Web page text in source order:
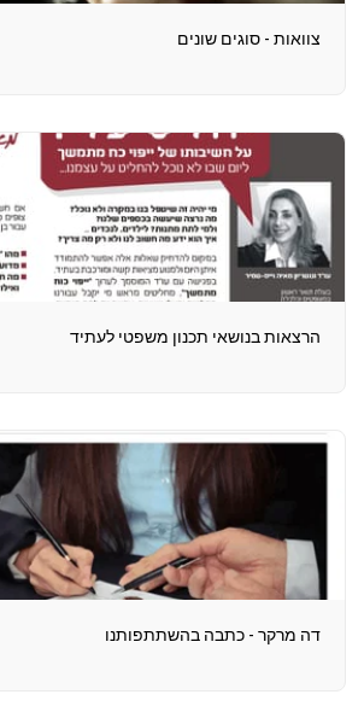
צוואות - סוגים שונים
הרצאות בנושאי תכנון משפטי לעתיד
דה מרקר - כתבה בהשתתפותנו